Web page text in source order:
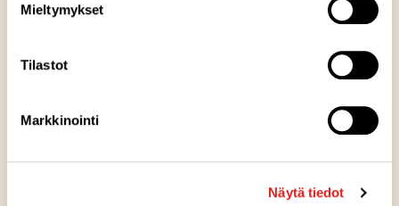
Mieltymykset
Tilastot
Markkinointi
Näytä tiedot
Valmistuspaikka